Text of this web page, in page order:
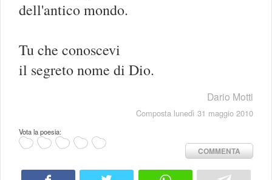
dell'antico mondo.
Tu che conoscevi
il segreto nome di Dio.
Dario Motti
Composta lunedì 31 maggio 2010
Vota la poesia:
COMMENTA